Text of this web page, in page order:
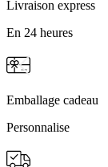
Livraison express
En 24 heures
Emballage cadeau
Personnalise